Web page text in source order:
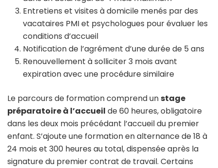
Entretiens et visites à domicile menés par des
vacataires PMI et psychologues pour évaluer les
conditions d’accueil
Notification de l’agrément d’une durée de 5 ans
Renouvellement à solliciter 3 mois avant
expiration avec une procédure similaire
Le parcours de formation comprend unstage
préparatoire à l’accueil de 60 heures, obligatoire
dans les deux mois précédant l’accueil du premier
enfant. S’ajoute une formation en alternance de 18 à
24 mois et 300 heures au total, dispensée après la
signature du premier contrat de travail. Certains